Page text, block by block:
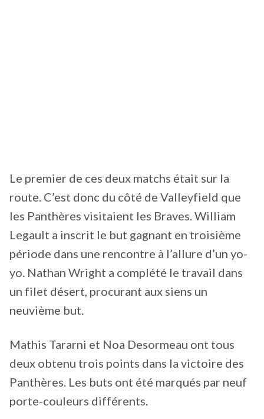
Le premier de ces deux matchs était sur la
route. C’est donc du côté de Valleyfield que
les Panthères visitaient les Braves. William
Legault a inscrit le but gagnant en troisième
période dans une rencontre à l’allure d’un yo-
yo. Nathan Wright a complété le travail dans
un filet désert, procurant aux siens un
neuvième but.
Mathis Tararni et Noa Desormeau ont tous
deux obtenu trois points dans la victoire des
Panthères. Les buts ont été marqués par neuf
porte-couleurs différents.